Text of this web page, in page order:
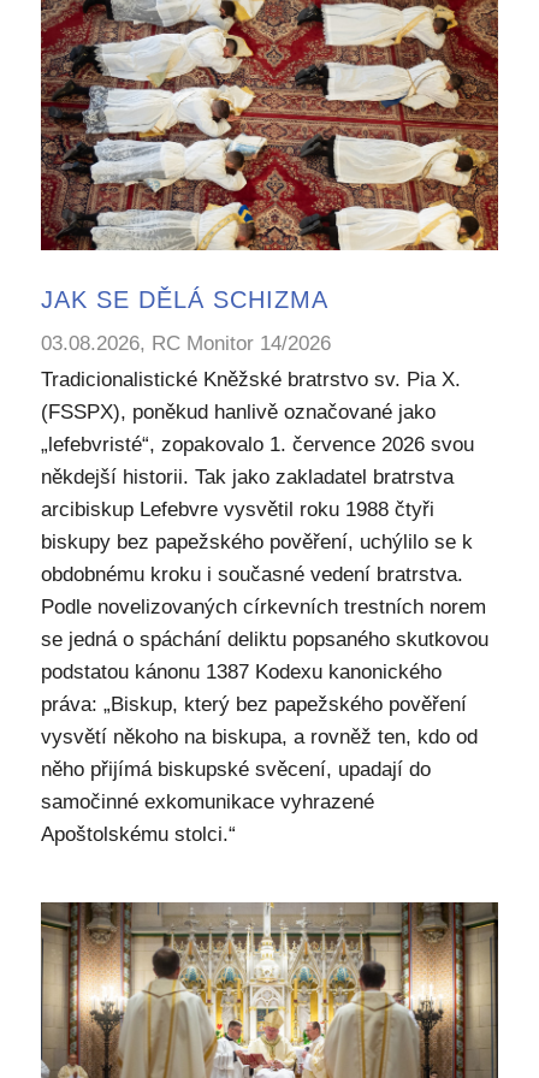
JAK SE DĚLÁ SCHIZMA
03.08.2026, RC Monitor 14/2026
Tradicionalistické Kněžské bratrstvo sv. Pia X.
(FSSPX), poněkud hanlivě označované jako
„lefebvristé“, zopakovalo 1. července 2026 svou
někdejší historii. Tak jako zakladatel bratrstva
arcibiskup Lefebvre vysvětil roku 1988 čtyři
biskupy bez papežského pověření, uchýlilo se k
obdobnému kroku i současné vedení bratrstva.
Podle novelizovaných církevních trestních norem
se jedná o spáchání deliktu popsaného skutkovou
podstatou kánonu 1387 Kodexu kanonického
práva: „Biskup, který bez papežského pověření
vysvětí někoho na biskupa, a rovněž ten, kdo od
něho přijímá biskupské svěcení, upadají do
samočinné exkomunikace vyhrazené
Apoštolskému stolci.“